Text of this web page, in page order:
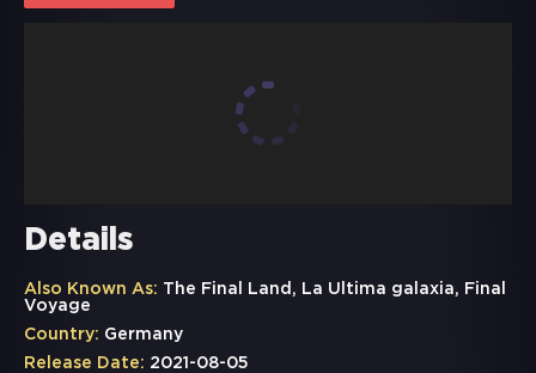
Details
Also Known As: The Final Land, La Ultima galaxia, Final
Voyage
Country: Germany
Release Date: 2021-08-05